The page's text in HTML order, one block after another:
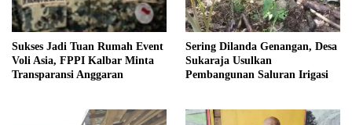
Sukses Jadi Tuan Rumah Event
Voli Asia, FPPI Kalbar Minta
Transparansi Anggaran
Sering Dilanda Genangan, Desa
Sukaraja Usulkan
Pembangunan Saluran Irigasi